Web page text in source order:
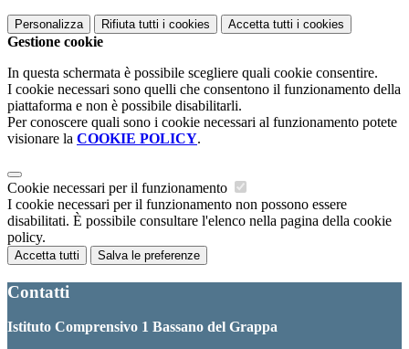
Personalizza Rifiuta tutti i cookies Accetta tutti i cookies
Gestione cookie
In questa schermata è possibile scegliere quali cookie consentire.
I cookie necessari sono quelli che consentono il funzionamento della
piattaforma e non è possibile disabilitarli.
Per conoscere quali sono i cookie necessari al funzionamento potete
visionare la COOKIE POLICY.
Cookie necessari per il funzionamento
I cookie necessari per il funzionamento non possono essere
disabilitati. È possibile consultare l'elenco nella pagina della cookie
policy.
Accetta tutti Salva le preferenze
Contatti
Istituto Comprensivo 1 Bassano del Grappa